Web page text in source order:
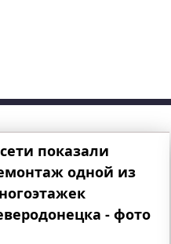
показали
одной из
- фото